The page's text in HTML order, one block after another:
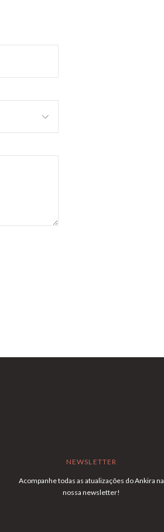
NEWSLETTER
Acompanhe todas as atualizações do Ankira na
nossa newsletter!